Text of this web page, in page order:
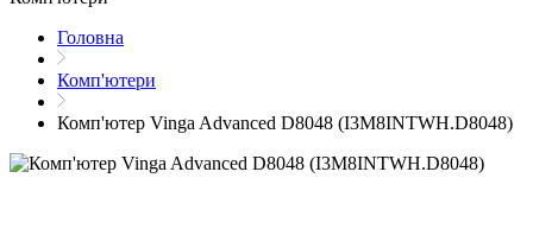
Головна
Комп'ютери
Комп'ютер Vinga Advanced D8048 (I3M8INTWH.D8048)